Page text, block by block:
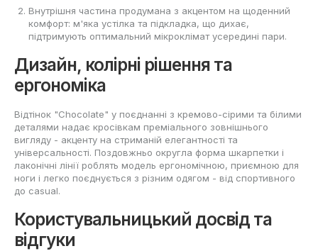
Внутрішня частина продумана з акцентом на щоденний
комфорт: м'яка устілка та підкладка, що дихає,
підтримують оптимальний мікроклімат усередині пари.
Дизайн, колірні рішення та
ергономіка
Відтінок "Chocolate" у поєднанні з кремово-сірими та білими
деталями надає кросівкам преміального зовнішнього
вигляду - акценту на стриманій елегантності та
універсальності. Поздовжньо округла форма шкарпетки і
лаконічні лінії роблять модель ергономічною, приємною для
ноги і легко поєднується з різним одягом - від спортивного
до casual.
Користувальницький досвід та
відгуки